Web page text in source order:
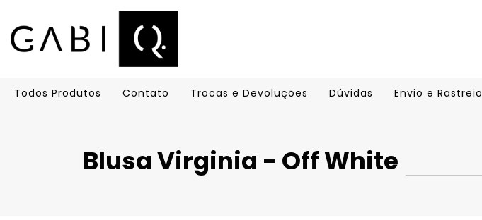
Todos Produtos Contato Trocas e Devoluções Dúvidas Envio e Rastreio
Blusa Virginia - Off White